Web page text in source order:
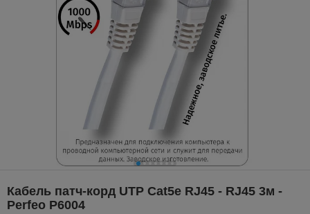
Кабель патч-корд UTP Cat5e RJ45 - RJ45 3м -
Perfeo P6004